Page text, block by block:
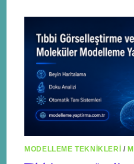
MODELLEME TEKNIKLERI /